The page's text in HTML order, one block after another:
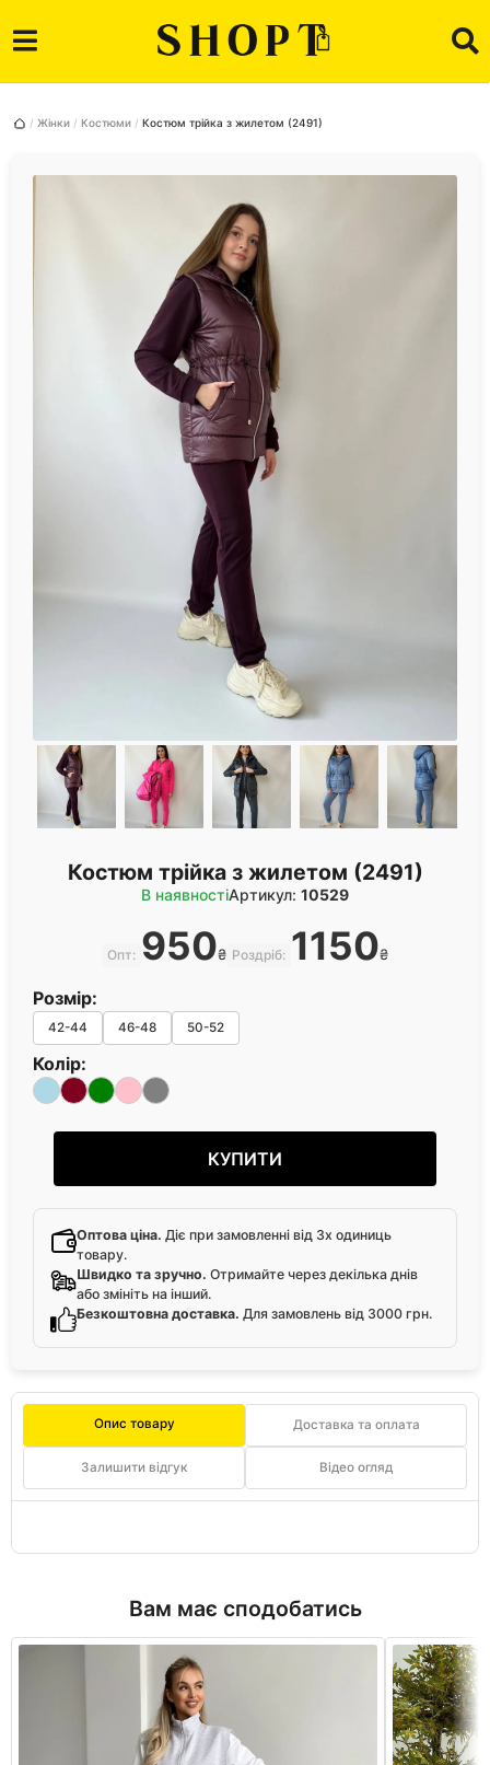
Жінки Костюми Костюм трійка з жилетом (2491)
Костюм трійка з жилетом (2491)
В наявностіАртикул: 10529
Опт: 950₴ Роздріб: 1150₴
Розмір:
42-44 46-48 50-52
Колір:
КУПИТИ
Оптова ціна. Діє при замовленні від 3х одиниць
товару.
Швидко та зручно. Отримайте через декілька днів
або змініть на інший.
Безкоштовна доставка. Для замовлень від 3000 грн.
Опис товару Доставка та оплата
Залишити відгук Відео огляд
Вам має сподобатись